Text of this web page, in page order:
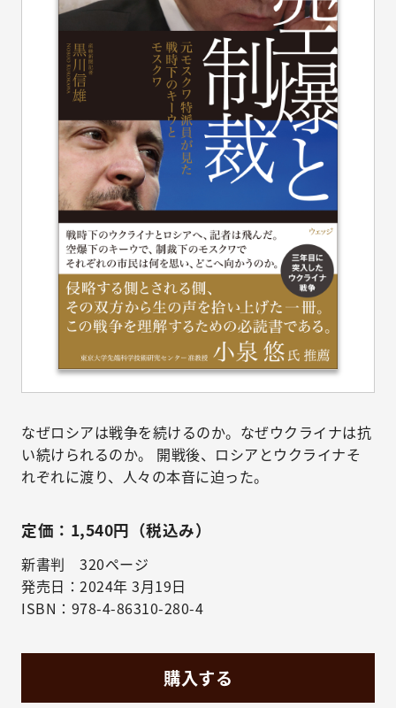
なぜロシアは戦争を続けるのか。なぜウクライナは抗
い続けられるのか。 開戦後、ロシアとウクライナそ
れぞれに渡り、人々の本音に迫った。
定価：1,540円（税込み）
新書判 320ページ
発売日：2024年 3月19日
ISBN：978-4-86310-280-4
購入する